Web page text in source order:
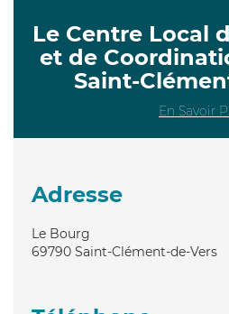
Le Centre Local
et de
Saint-
En Savoir
Adresse
Le Bourg
69790 Saint-Clément-de-Vers